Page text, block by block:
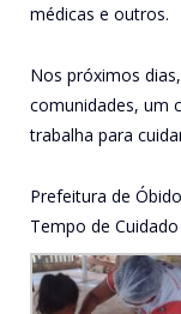
médicas e outros.
Nos próximos
comunidades, um
trabalha para
Prefeitura de
Tempo de